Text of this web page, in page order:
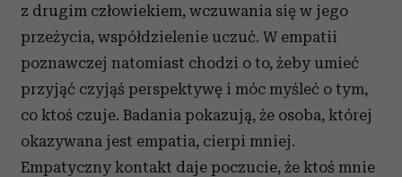
z drugim człowiekiem, wczuwania się w jego
przeżycia, współdzielenie uczuć. W empatii
poznawczej natomiast chodzi o to, żeby umieć
przyjąć czyjąś perspektywę i móc myśleć o tym,
co ktoś czuje. Badania pokazują, że osoba, której
okazywana jest empatia, cierpi mniej.
Empatyczny kontakt daje poczucie, że ktoś mnie